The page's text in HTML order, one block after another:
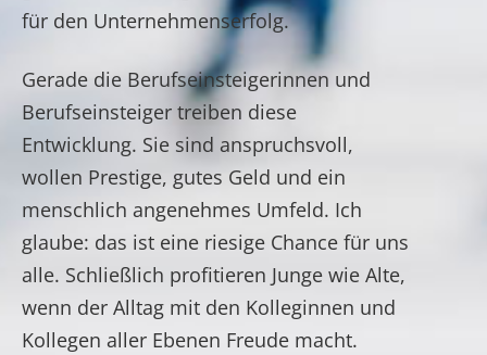
für den Unternehmenserfolg.
Gerade die Berufseinsteigerinnen und
Berufseinsteiger treiben diese
Entwicklung. Sie sind anspruchsvoll,
wollen Prestige, gutes Geld und ein
menschlich angenehmes Umfeld. Ich
glaube: das ist eine riesige Chance für uns
alle. Schließlich profitieren Junge wie Alte,
wenn der Alltag mit den Kolleginnen und
Kollegen aller Ebenen Freude macht.